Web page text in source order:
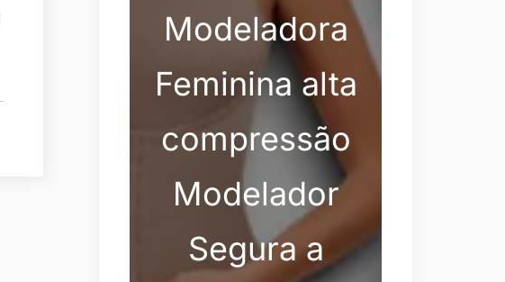
Modeladora
Feminina alta
compressão
Modelador
Segura a